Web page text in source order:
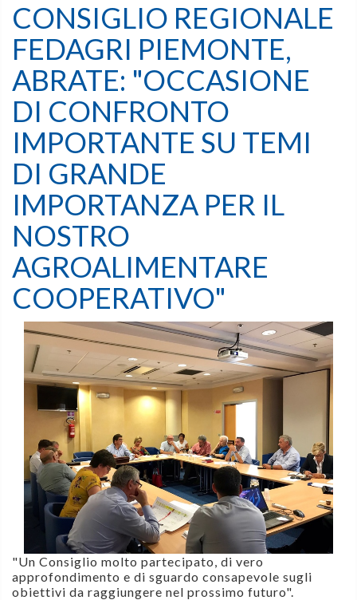
CONSIGLIO REGIONALE
FEDAGRI PIEMONTE,
ABRATE: "OCCASIONE
DI CONFRONTO
IMPORTANTE SU TEMI
DI GRANDE
IMPORTANZA PER IL
NOSTRO
AGROALIMENTARE
COOPERATIVO"
"Un Consiglio molto partecipato, di vero
approfondimento e di sguardo consapevole sugli
obiettivi da raggiungere nel prossimo futuro".